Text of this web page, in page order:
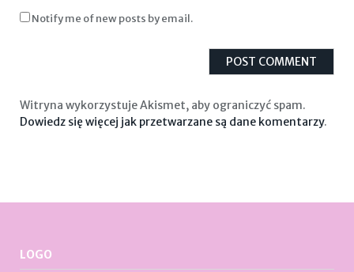
Notify me of new posts by email.
Witryna wykorzystuje Akismet, aby ograniczyć spam.
Dowiedz się więcej jak przetwarzane są dane komentarzy.
LOGO